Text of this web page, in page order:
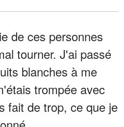
de ces personnes
tourner. J'ai passé
blanches à me
trompée avec
fait de trop, ce que je